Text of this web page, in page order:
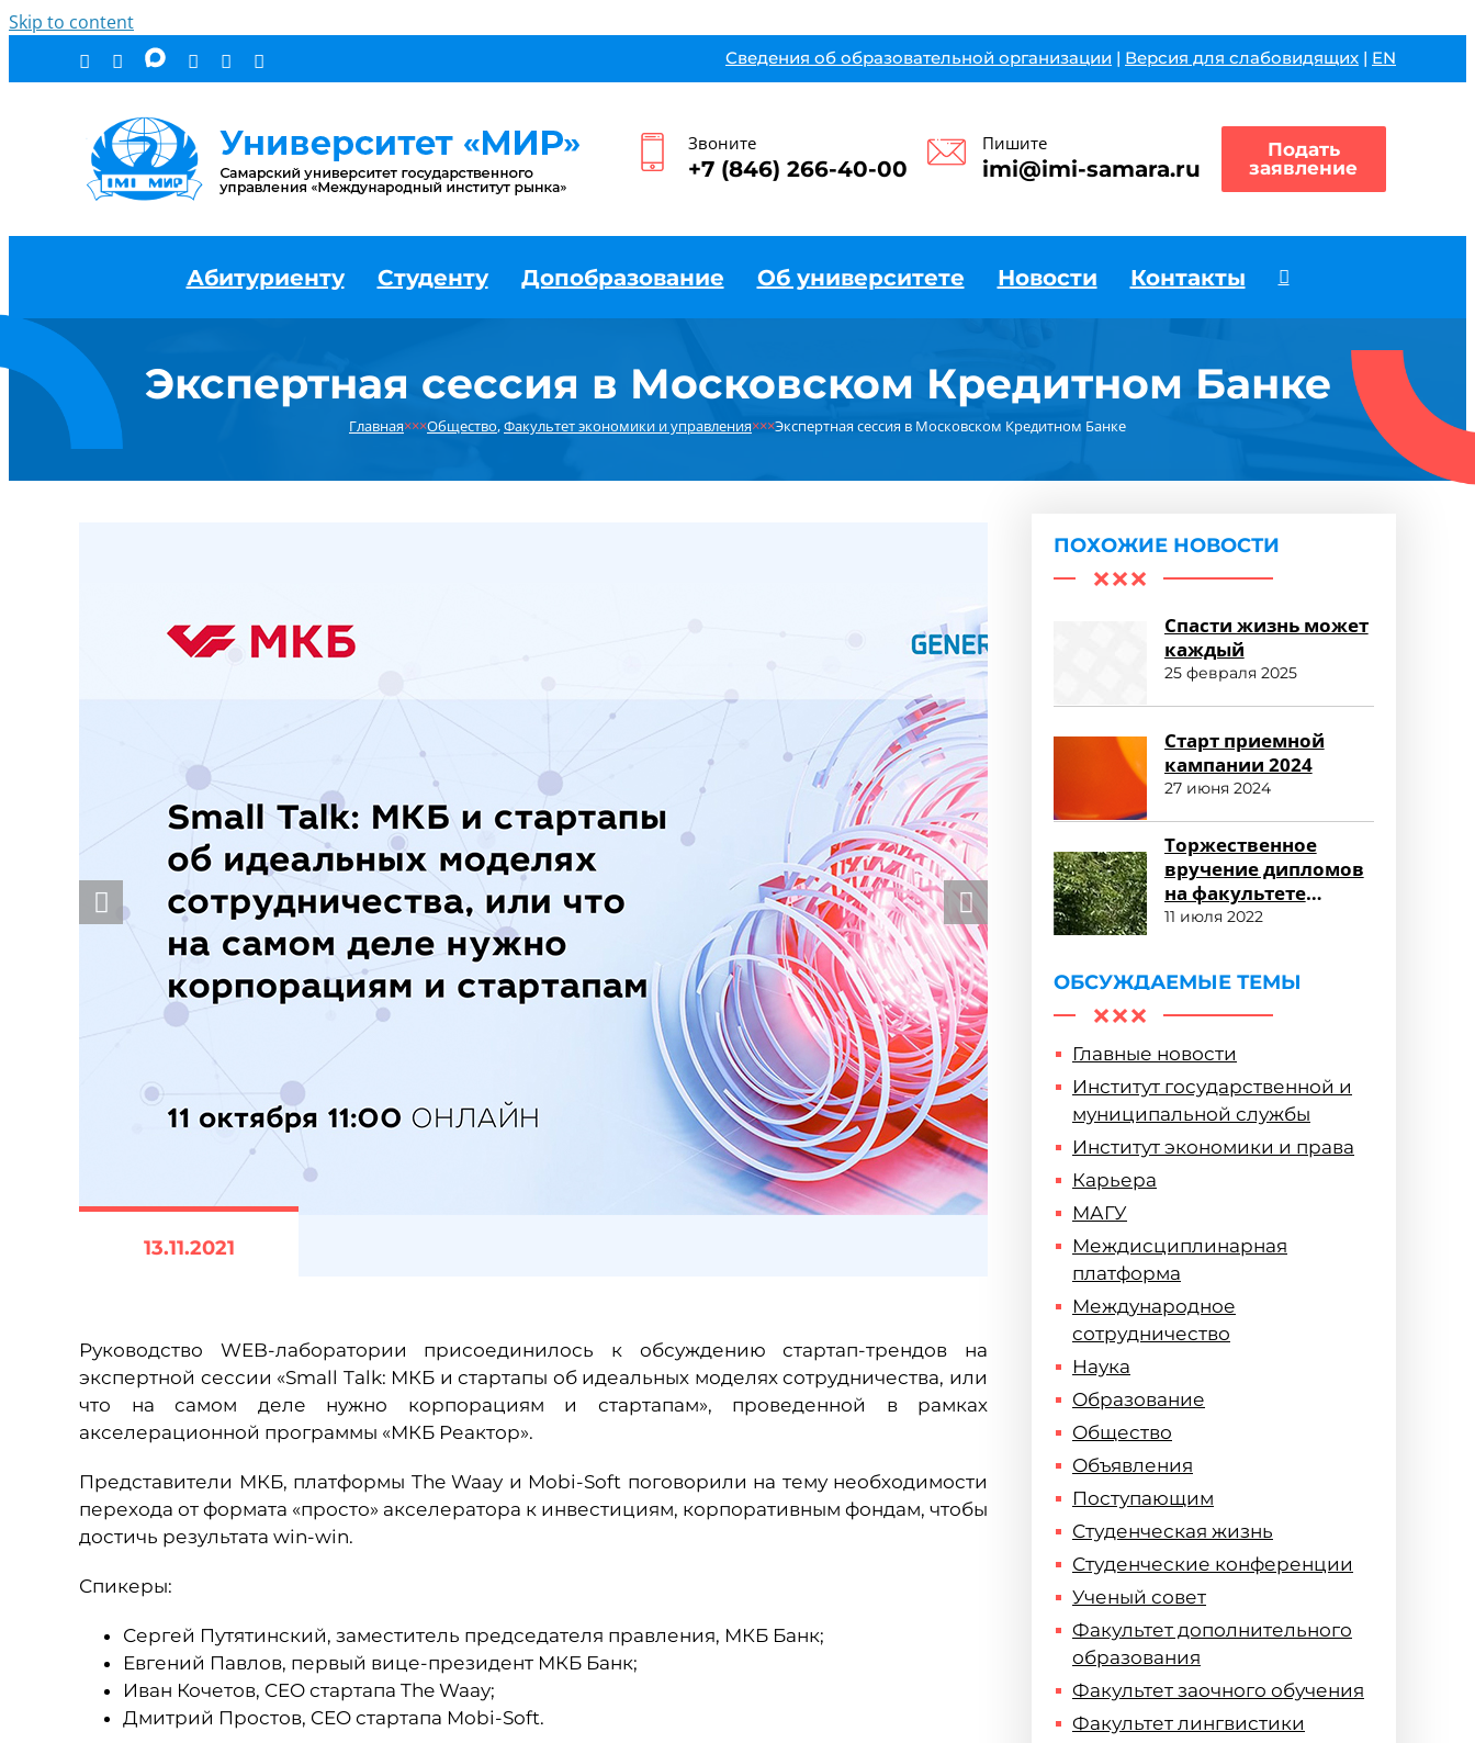
Skip to content
Сведения об образовательной организации | Версия для слабовидящих | EN
Звоните
+7 (846) 266-40-00
Пишите
imi@imi-samara.ru
Подать
заявление
Абитуриенту Студенту Допобразование Об университете Новости Контакты
Экспертная сессия в Московском Кредитном Банке
Главная×××Общество,Факультет экономики и управления×××Экспертная сессия в Московском Кредитном Банке
13.11.2021
Руководство WEB-лаборатории присоединилось к обсуждению стартап-трендов на
экспертной сессии «Small Talk: МКБ и стартапы об идеальных моделях сотрудничества, или
что на самом деле нужно корпорациям и стартапам», проведенной в рамках
акселерационной программы «МКБ Реактор».
Представители МКБ, платформы The Waay и Mobi-Soft поговорили на тему необходимости
перехода от формата «просто» акселератора к инвестициям, корпоративным фондам, чтобы
достичь результата win-win.
Спикеры:
Сергей Путятинский, заместитель председателя правления, МКБ Банк;
Евгений Павлов, первый вице-президент МКБ Банк;
Иван Кочетов, CEO стартапа The Waay;
Дмитрий Простов, CEO стартапа Mobi-Soft.
ПОХОЖИЕ НОВОСТИ
Спасти жизнь может
каждый
25 февраля 2025
Старт приемной
кампании 2024
27 июня 2024
Торжественное
вручение дипломов
на факультете
среднего
11 июля 2022
ОБСУЖДАЕМЫЕ ТЕМЫ
Главные новости
Институт государственной и
муниципальной службы
Институт экономики и права
Карьера
МАГУ
Междисциплинарная
платформа
Международное
сотрудничество
Наука
Образование
Общество
Объявления
Поступающим
Студенческая жизнь
Студенческие конференции
Ученый совет
Факультет дополнительного
образования
Факультет заочного обучения
Факультет лингвистики